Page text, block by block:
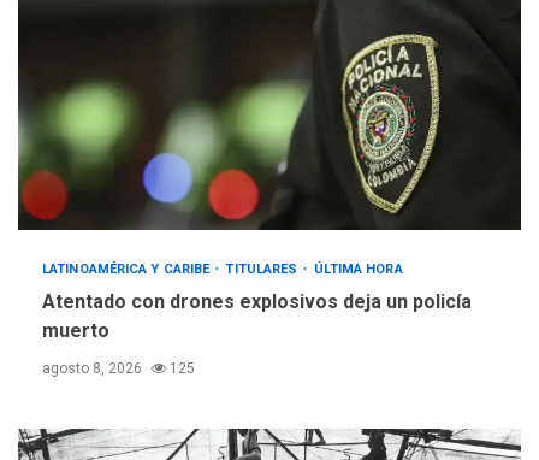
LATINOAMÉRICA Y CARIBE TITULARES ÚLTIMA HORA
Atentado con drones explosivos deja un policía
muerto
agosto 8, 2026 125